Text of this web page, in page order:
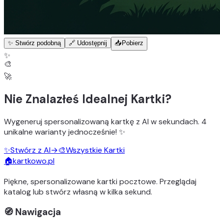
✨ Stwórz podobną 🔗 Udostępnij 📥 Pobierz
✨
🎨
🚀
Nie Znalazłeś Idealnej Kartki?
Wygeneruj spersonalizowaną kartkę z AI w sekundach. 4
unikalne wariantyjednocześnie! ✨
✨Stwórz z AI→🎨Wszystkie Kartki
🏠kartkowo.pl
Piękne, spersonalizowane kartki pocztowe. Przeglądaj
katalog lub stwórz własną w kilka sekund.
🧭 Nawigacja